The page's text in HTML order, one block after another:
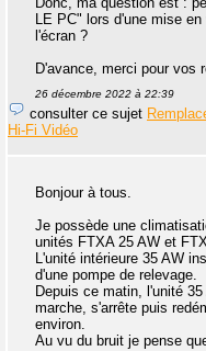
LE PC" lors d'une mise
l'écran ?
D'avance, merci pour vos
26 décembre 2022 à 22:39
consulter ce sujet
Hi-Fi Vidéo
Bonjour à tous.
Je possède une
unités FTXA 25 AW et
L'unité intérieure 35 AW
d'une pompe de relevage.
Depuis ce matin, l'unité
marche, s'arrête puis
environ.
Au vu du bruit je pense